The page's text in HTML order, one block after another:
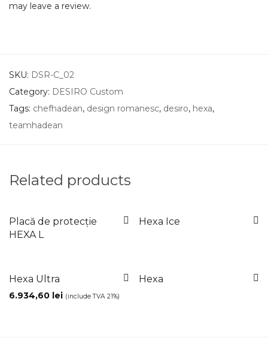
may leave a review.
SKU: DSR-C_02
Category: DESIRO Custom
Tags: chefhadean, design romanesc, desiro, hexa,
teamhadean
Related products
Placă de protecție
HEXA L
Hexa Ice
Hexa Ultra
6.934,60 lei (include TVA 21%)
Hexa